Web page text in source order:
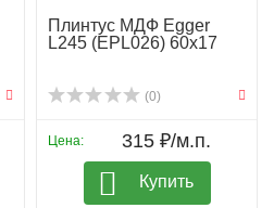
Плинтус МДФ Egger
L245 (EPL026) 60х17
(0)
Цена: 315 ₽/м.п.
Купить